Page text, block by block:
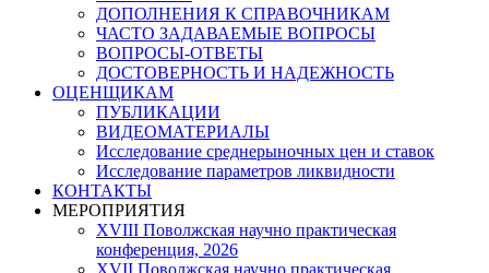
ДОПОЛНЕНИЯ К СПРАВОЧНИКАМ
ЧАСТО ЗАДАВАЕМЫЕ ВОПРОСЫ
ВОПРОСЫ-ОТВЕТЫ
ДОСТОВЕРНОСТЬ И НАДЕЖНОСТЬ
ОЦЕНЩИКАМ
ПУБЛИКАЦИИ
ВИДЕОМАТЕРИАЛЫ
Исследование среднерыночных цен и ставок
Исследование параметров ликвидности
КОНТАКТЫ
МЕРОПРИЯТИЯ
XVIII Поволжская научно практическая
конференция, 2026
XVII Поволжская научно практическая